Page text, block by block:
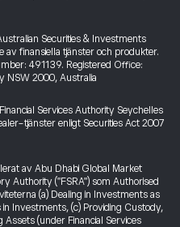
Securities & Investments
av finansiella tjänster och produkter.
491139. Registered Office:
NSW 2000, Australia
Services Authority Seychelles
tjänster enligt Securities Act 2007
av Abu Dhabi Global Market
Authority ("FSRA") som Authorised
(a) Dealing in Investments as
in Investments, (c) Providing Custody,
(under Financial Services